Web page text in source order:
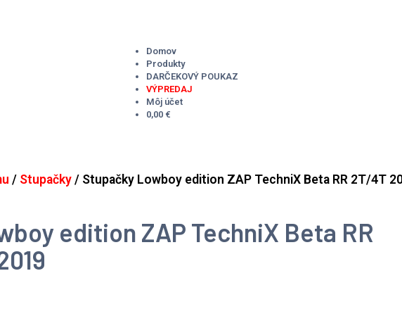
Domov
Produkty
DARČEKOVÝ POUKAZ
VÝPREDAJ
Môj účet
0,00 €
/ Stupačky / Stupačky Lowboy edition ZAP TechniX Beta RR 2T/4T
edition ZAP TechniX Beta RR